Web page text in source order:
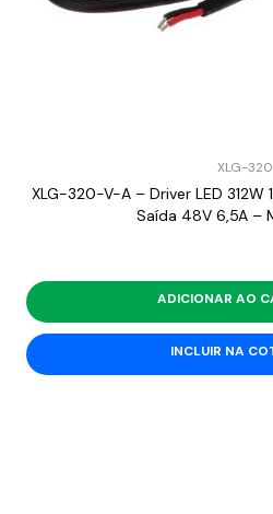
XLG-320
XLG-320-V-A – Driver LED
Saída 48V 6,5A –
ADICIONAR AO
INCLUIR NA